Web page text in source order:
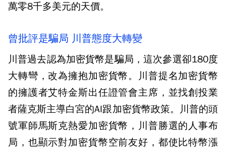
萬零8千多美元的天價。
曾批評是騙局 川普態度大轉變
川普過去認為加密貨幣是騙局，這次參選卻180度
大轉彎，改為擁抱加密貨幣。川普提名加密貨幣
的擁護者艾特金斯出任證管會主席，並找創投業
者薩克斯主導白宮的AI跟加密貨幣政策。川普的頭
號軍師馬斯克熱愛加密貨幣，川普勝選的人事布
局，也顯示對加密貨幣空前友好，都使比特幣漲